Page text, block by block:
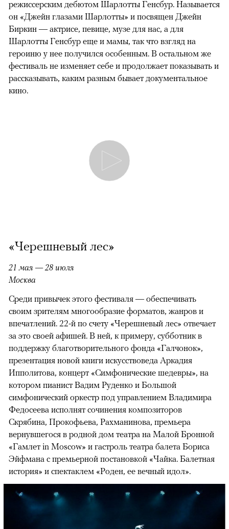
режиссерским дебютом Шарлотты Генсбур. Называется
он «Джейн глазами Шарлотты» и посвящен Джейн
Биркин — актрисе, певице, музе для нас, а для
Шарлотты Генсбур еще и мамы, так что взгляд на
героиню у нее получился особенным. В остальном же
фестиваль не изменяет себе и продолжает показывать и
рассказывать, каким разным бывает документальное
кино.
«Черешневый лес»
21 мая — 28 июля
Москва
Среди привычек этого фестиваля — обеспечивать
своим зрителям многообразие форматов, жанров и
впечатлений. 22-й по счету «Черешневый лес» отвечает
за это своей афишей. В ней, к примеру, субботник в
поддержку благотворительного фонда «Галчонок»,
презентация новой книги искусствоведа Аркадия
Ипполитова, концерт «Симфонические шедевры», на
котором пианист Вадим Руденко и Большой
симфонический оркестр под управлением Владимира
Федосеева исполнят сочинения композиторов
Скрябина, Прокофьева, Рахманинова, премьера
вернувшегося в родной дом театра на Малой Бронной
«Гамлет in Moscow» и гастроль театра балета Бориса
Эйфмана с премьерной постановкой «Чайка. Балетная
история» и спектаклем «Роден, ее вечный идол».